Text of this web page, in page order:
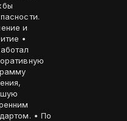
и
•
• По